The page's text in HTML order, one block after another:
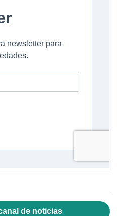
de noticias